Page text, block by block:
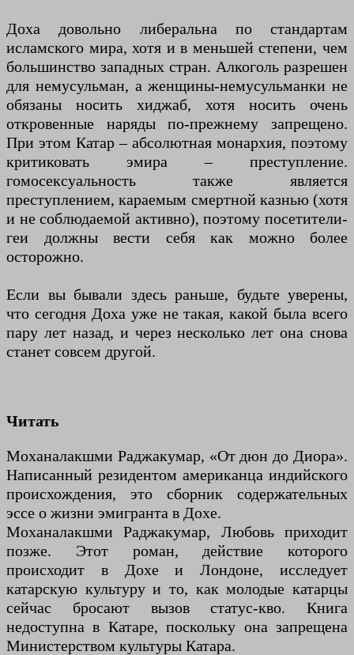
Доха довольно либеральна по стандартам
исламского мира, хотя и в меньшей степени, чем
большинство западных стран. Алкоголь разрешен
для немусульман, а женщины-немусульманки не
обязаны носить хиджаб, хотя носить очень
откровенные наряды по-прежнему запрещено.
При этом Катар – абсолютная монархия, поэтому
критиковать эмира – преступление.
гомосексуальность также является
преступлением, караемым смертной казнью (хотя
и не соблюдаемой активно), поэтому посетители-
геи должны вести себя как можно более
осторожно.
Если вы бывали здесь раньше, будьте уверены,
что сегодня Доха уже не такая, какой была всего
пару лет назад, и через несколько лет она снова
станет совсем другой.
Читать
Моханалакшми Раджакумар, «От дюн до Диора».
Написанный резидентом американца индийского
происхождения, это сборник содержательных
эссе о жизни эмигранта в Дохе.
Моханалакшми Раджакумар, Любовь приходит
позже. Этот роман, действие которого
происходит в Дохе и Лондоне, исследует
катарскую культуру и то, как молодые катарцы
сейчас бросают вызов статус-кво. Книга
недоступна в Катаре, поскольку она запрещена
Министерством культуры Катара.